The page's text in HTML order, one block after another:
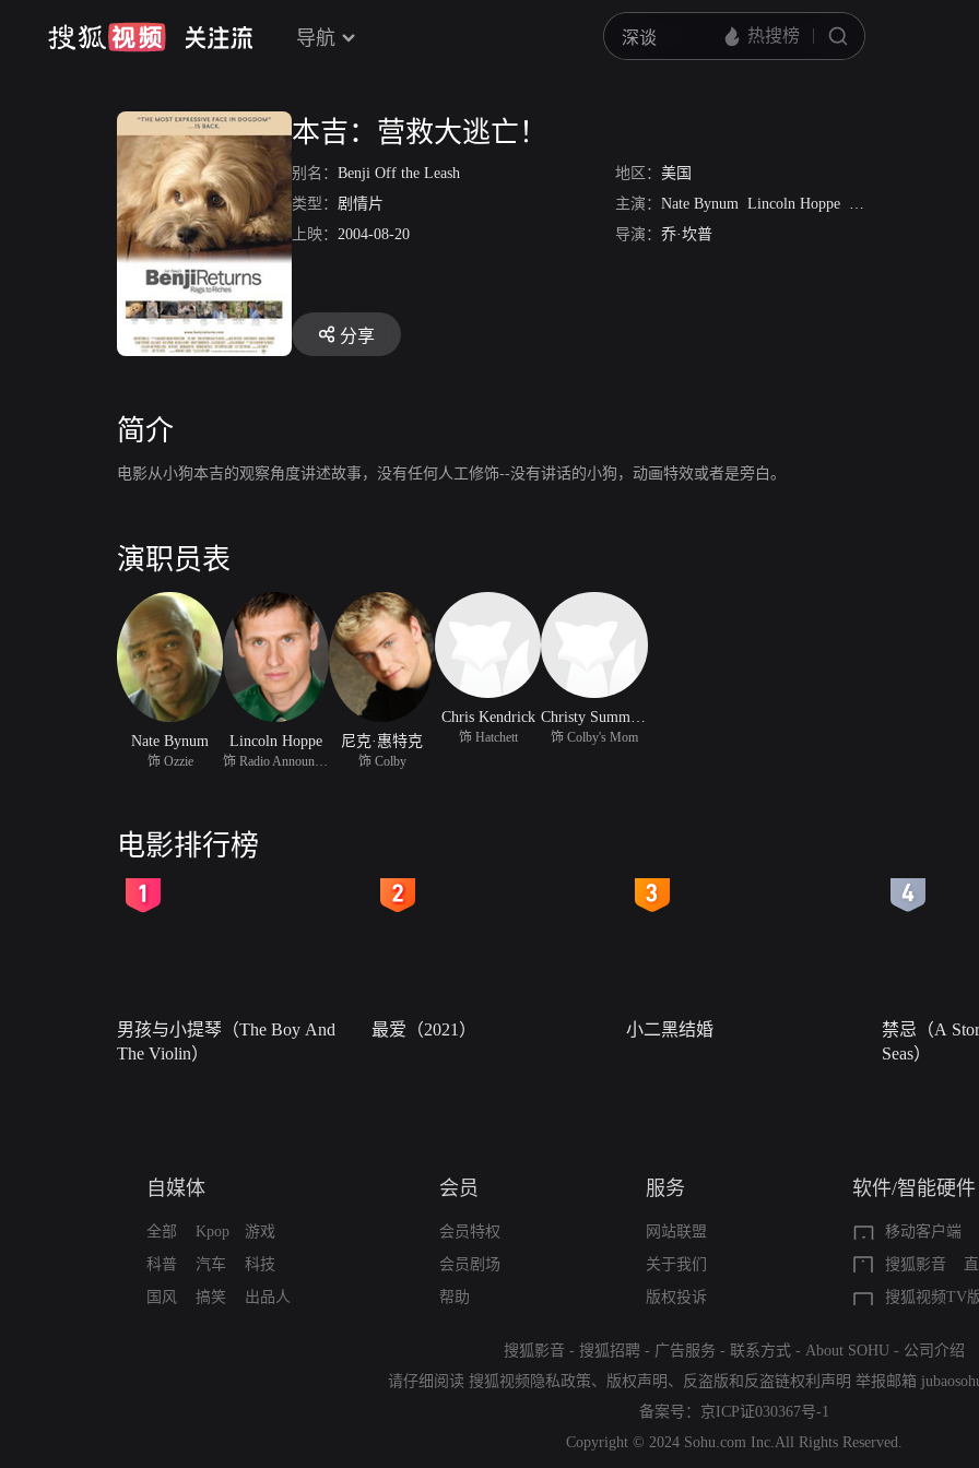
导航
本吉：营救大逃亡！
别名： Benji Off the Leash 地区： 美国
类型： 剧情片 主演： Nate Bynum Lincoln Hoppe 尼克·惠特克
上映： 2004-08-20 导演： 乔·坎普
分享
简介
电影从小狗本吉的观察角度讲述故事，没有任何人工修饰--没有讲话的小狗，动画特效或者是旁白。
演职员表
Nate Bynum
饰 Ozzie
Lincoln Hoppe 尼克·惠特克
饰 Colby
Chris Kendrick
饰 Hatchett
Christy Summerhays
饰 Colby's Mom
电影排行榜
男孩与小提琴（The Boy And
The Violin）
最爱（2021） 小二黑结婚
禁忌（A
Seas）
自媒体
全部
科普
国风
Kpop
汽车
搞笑
游戏
科技
出品人
会员
会员特权
会员剧场
帮助
服务
网站联盟
关于我们
版权投诉
软件/智能硬件
移动客户端
搜狐影音
搜狐视频TV
搜狐影音 - 搜狐招聘 - 广告服务 - 联系方式 - About SOHU - 公司介绍
请仔细阅读 搜狐视频隐私政策、 版权声明 、 反盗版和反盗链权利声明 举报邮箱
备案号： 京ICP证030367号-1
Copyright © 2024 Sohu.com Inc.All Rights Reserved.